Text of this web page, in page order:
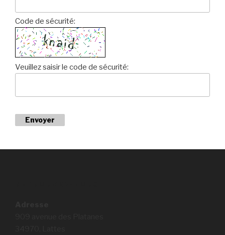
Code de sécurité:
Veuillez saisir le code de sécurité:
Envoyer